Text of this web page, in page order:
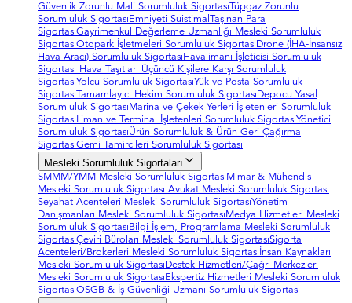
Güvenlik Zorunlu Mali Sorumluluk SigortasıTüpgaz Zorunlu
Sorumluluk Sigortası Emniyeti Suistimal Taşınan Para
SigortasıGayrimenkul Değerleme Uzmanlığı Mesleki Sorumluluk
SigortasıOtopark İşletmeleri Sorumluluk Sigortası Drone (İHA-İnsansız
Hava Aracı) Sorumluluk Sigortası Havalimanı İşleticisi Sorumluluk
Sigortası Hava Taşıtları Üçüncü Kişilere Karşı Sorumluluk
SigortasıYolcu Sorumluluk SigortasıYük ve Posta Sorumluluk
SigortasıTamamlayıcı Hekim Sorumluluk Sigortası Depocu Yasal
Sorumluluk Sigortası Marina ve Çekek Yerleri İşletenleri Sorumluluk
Sigortası Liman ve Terminal İşletenleri Sorumluluk SigortasıYönetici
Sorumluluk SigortasıÜrün Sorumluluk & Ürün Geri Çağırma
SigortasıGemi Tamircileri Sorumluluk Sigortası
Mesleki Sorumluluk Sigortaları
SMMM/YMM Mesleki Sorumluluk Sigortası Mimar & Mühendis
Mesleki Sorumluluk Sigortası Avukat Mesleki Sorumluluk Sigortası
Seyahat Acenteleri Mesleki Sorumluluk SigortasıYönetim
Danışmanları Mesleki Sorumluluk Sigortası Medya Hizmetleri Mesleki
Sorumluluk Sigortası Bilgi İşlem, Programlama Mesleki Sorumluluk
SigortasıÇeviri Büroları Mesleki Sorumluluk SigortasıSigorta
Acenteleri/Brokerleri Mesleki Sorumluluk Sigortası İnsan Kaynakları
Mesleki Sorumluluk Sigortası Destek Hizmetleri/Çağrı Merkezleri
Mesleki Sorumluluk Sigortası Ekspertiz Hizmetleri Mesleki Sorumluluk
SigortasıOSGB & İş Güvenliği Uzmanı Sorumluluk Sigortası